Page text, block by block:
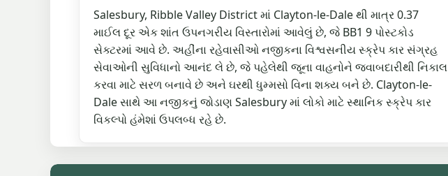
Salesbury, Ribble Valley District માં Clayton-le-Dale થી માત્ર 0.37
માઈલ દૂર એક શાંત ઉપનગરીય વિસ્તારોમાં આવેલું છે, જે BB1 9 પોસ્ટકોડ
સેક્ટરમાં આવે છે. અહીંના રહેવાસીઓ નજીકના વિશ્વસનીય સ્ક્રેપ કાર સંગ્રહ
સેવાઓની સુવિધાનો આનંદ લે છે, જે પહેલેથી જૂના વાહનોને જવાબદારીથી નિકાલ
કરવા માટે સરળ બનાવે છે અને ઘરથી ધુમ્મસો વિના શક્ય બને છે. Clayton-le-
Dale સાથે આ નજીકનું જોડાણ Salesbury માં લોકો માટે સ્થાનિક સ્ક્રેપ કાર
વિકલ્પો હંમેશાં ઉપલબ્ધ રહે છે.